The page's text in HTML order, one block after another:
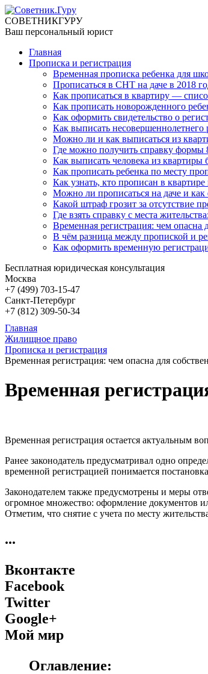
СОВЕТНИКГУРУ
Ваш персональный юрист
Главная
Прописка и регистрация
Временная прописка ребенка для
Прописаться в СНТ на даче в 2018
Как прописаться в квартиру —
Как прописать новорожденного
Как оформить свидетельство о
Как выписать
Можно ли и как выписаться из
Где можно получить справку формы
Как выписать человека из квартиры
Как прописать ребенка по месту
Как узнать, кто прописан в
Можно ли прописаться на даче и как
Какой штраф грозит за отсутствие
Где взять справку с места
Временная регистрация: чем опасна
В чём разница между пропиской и
Как оформить временную
Бесплатная юридическая консультация
Москва
+7 (499) 703-15-47
Санкт-Петербург
+7 (812) 309-50-34
Главная
Жилищное право
Прописка и регистрация
Временная регистрация: чем опасна для
Временная
Временная регистрация остается актуальным
Ранее законодатель предусматривал одно
временной регистрацией понимается
Законодателем также предусмотрены и меры
огромное множество: оформление документов
Отметим, что снятие с учета по месту
...
Вконтакте
Facebook
Twitter
Google+
Мой мир
Оглавление: